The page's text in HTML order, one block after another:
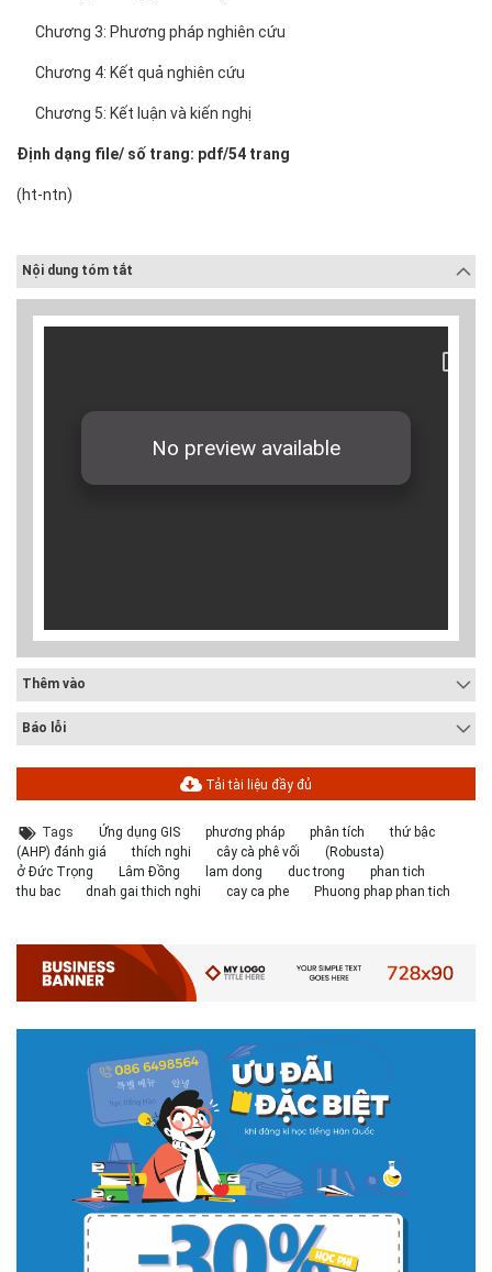
Chương 3: Phương pháp nghiên cứu
Chương 4: Kết quả nghiên cứu
Chương 5: Kết luận và kiến nghị
Định dạng file/ số trang: pdf/54 trang
(ht-ntn)
Nội dung tóm tắt
Thêm vào
Báo lỗi
Tải tài liệu đầy đủ
Tags Ứng dụng GIS phương pháp phân tích
thứ bậc
(AHP) đánh giá
thích nghi cây cà phê vối
(Robusta)
ở Đức Trọng
Lâm Đồng lam dong duc trong
phan tich
thu bac
dnah gai thich nghi cay ca phe Phuong phap phan tich
# 05.04.2025 | 17:16
Tuyển sinh 2025, Khoa kỹ thuật hạ tầng và môi trường đô thị
- Đại học Kiến trúc...
Thông tin tuyển sinh đại học 2025 Khoa kỹ thuật hạ tầng và môi trường
đô thị - Đại học Kiến trúc Hà Nội Tuyển sinh đại học với 280 chỉ tiêu, thời
gian đào tạo 4,5 năm
# 05.04.2020 | 20:30
GIAO LƯU TRỰC TUYẾN - TƯ VẤN TUYỂN SINH ĐẠI HỌC